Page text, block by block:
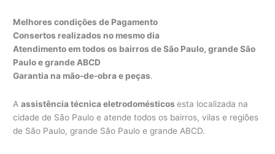
Melhores condições de Pagamento
Consertos realizados no mesmo dia
Atendimento em todos os bairros de São Paulo, grande São
Paulo e grande ABCD
Garantia na mão-de-obra e peças.
Aassistência técnica eletrodomésticosesta localizada na
cidade de São Paulo e atende todos os bairros, vilas e regiões
de São Paulo, grande São Paulo e grande ABCD.